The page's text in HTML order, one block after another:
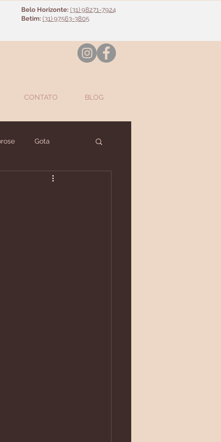
Belo Horizonte: (31) 98271-7924
Betim: (31) 97563-3805
CONTATO BLOG
Gota
Diversos